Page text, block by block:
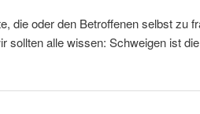
die oder den Betroffenen selbst zu
sollten alle wissen: Schweigen ist